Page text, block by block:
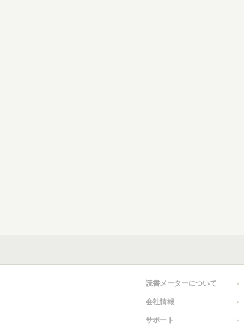
読書メーターについて
会社情報
サポート